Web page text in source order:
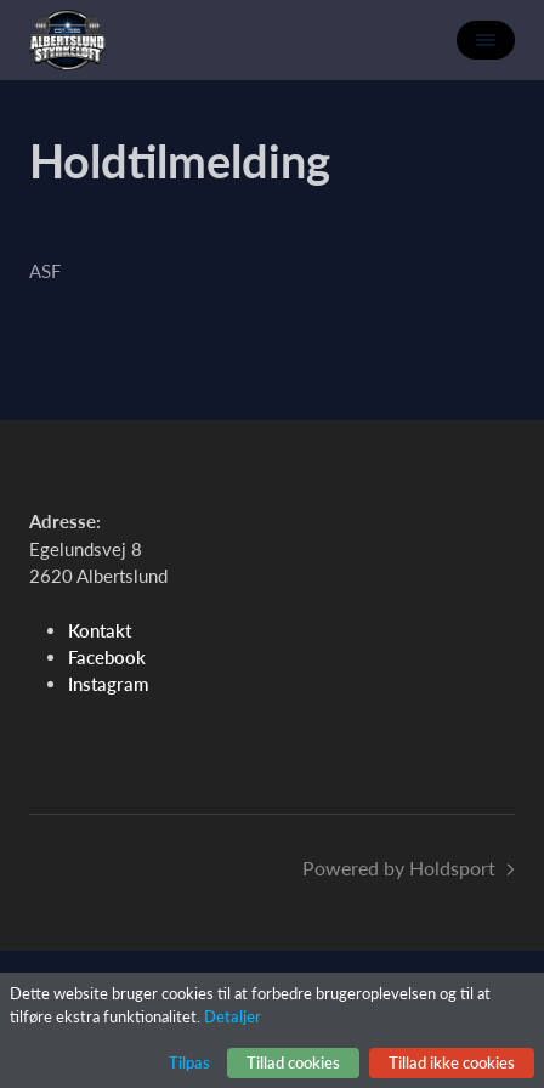
Holdtilmelding
ASF
Adresse:
Egelundsvej 8
2620 Albertslund
Kontakt
Facebook
Instagram
Powered by Holdsport
Dette website bruger cookies til at forbedre brugeroplevelsen og til at
tilføre ekstra funktionalitet. Detaljer
Tillad ikke cookies
Tillad cookies
Tilpas